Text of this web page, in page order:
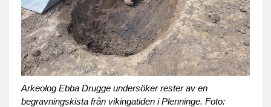
Arkeolog Ebba Drugge undersöker rester av en
begravningskista från vikingatiden i Plenninge. Foto: